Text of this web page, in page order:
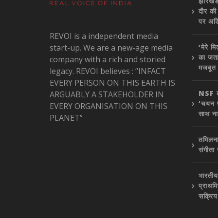
REVOI is a independent media
start-up. We are a new-age media
company with a rich and storied
legacy. REVOI believes : “INFACT
EVERY PERSON ON THIS EARTH IS
ARGUABLY A STAKEHOLDER IN
EVERY ORGANISATION ON THIS
PLANET”
दौर
पर
‘मेरे
का
मजबूत
NSF
‘चयन
साथ